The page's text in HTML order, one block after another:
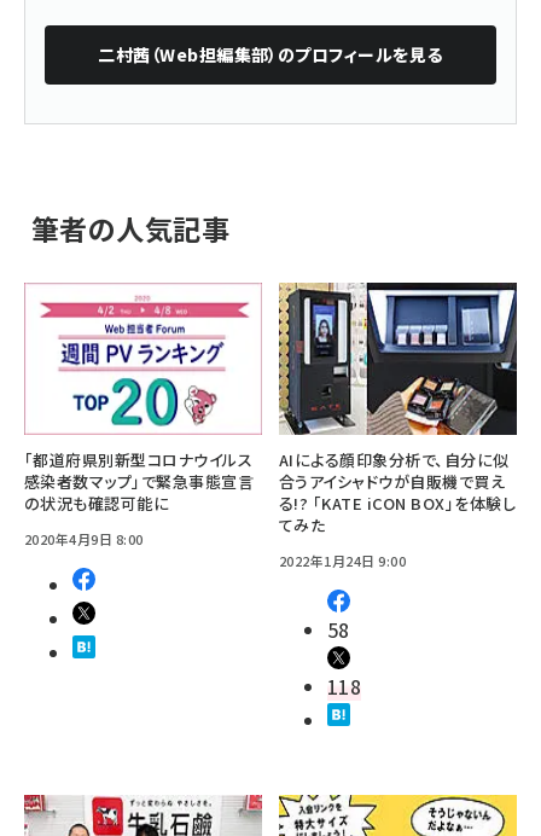
二村茜（Web担編集部） のプロフィールを見る
筆者の人気記事
「都道府県別新型コロナウイルス
感染者数マップ」で緊急事態宣言
の状況も確認可能に
2020年4月9日 8:00
AIによる顔印象分析で、自分に似
合うアイシャドウが自販機で買え
る!? 「KATE iCON BOX」を体験し
てみた
2022年1月24日 9:00
58
118